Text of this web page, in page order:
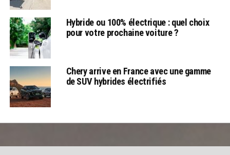
Hybride ou 100% électrique : quel choix
pour votre prochaine voiture ?
Chery arrive en France avec une gamme
de SUV hybrides électrifiés